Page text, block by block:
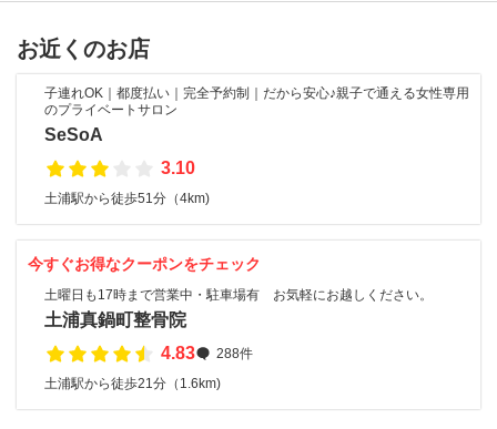
お近くのお店
子連れOK｜都度払い｜完全予約制｜だから安心♪親子で通える女性専用
のプライベートサロン
SeSoA
3.10
土浦駅から徒歩51分（4km)
今すぐお得なクーポンをチェック
土曜日も17時まで営業中・駐車場有 お気軽にお越しください。
土浦真鍋町整骨院
4.83
288件
土浦駅から徒歩21分（1.6km)